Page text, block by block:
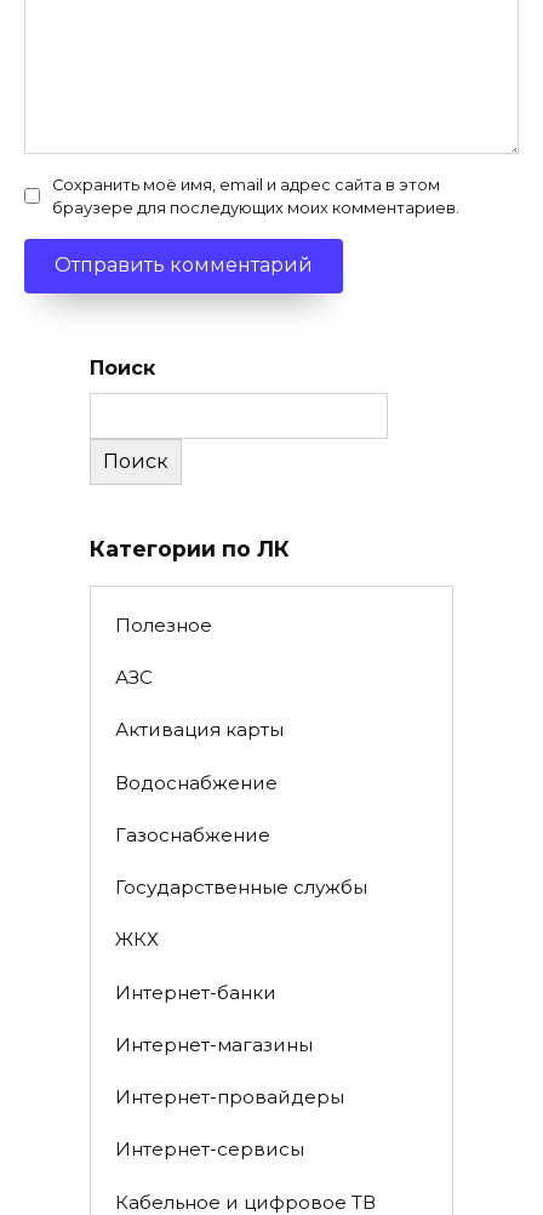
Сохранить моё имя, email и адрес сайта в этом
браузере для последующих моих комментариев.
Поиск
Поиск
Категории по ЛК
Полезное
АЗС
Активация карты
Водоснабжение
Газоснабжение
Государственные службы
ЖКХ
Интернет-банки
Интернет-магазины
Интернет-провайдеры
Интернет-сервисы
Кабельное и цифровое ТВ